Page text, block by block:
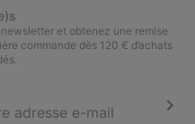
et obtenez une remise
commande dès 120 € d’achats